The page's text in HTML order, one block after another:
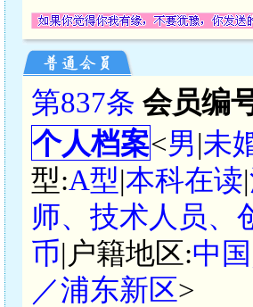
第837条 会员编
个人档案<男|未
型:A型|本科在读|
师、技术人员、
币|户籍地区:中
／浦东新区>